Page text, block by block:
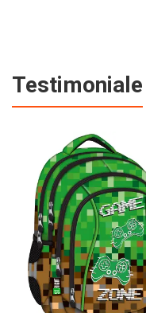
Testimoniale